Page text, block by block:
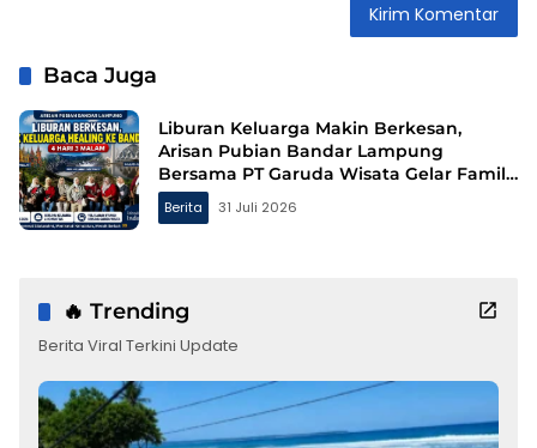
Baca Juga
Liburan Keluarga Makin Berkesan,
Arisan Pubian Bandar Lampung
Bersama PT Garuda Wisata Gelar Family
Gathering ke Bandung
Berita 31 Juli 2026
🔥 Trending
Berita Viral Terkini Update